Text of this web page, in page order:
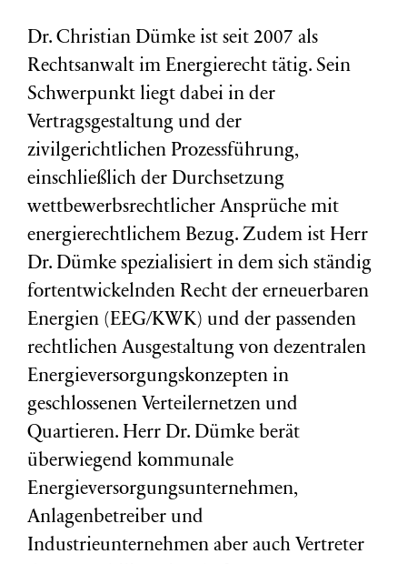
Dr. Christian Dümke ist seit 2007 als
Rechtsanwalt im Energierecht tätig. Sein
Schwerpunkt liegt dabei in der
Vertragsgestaltung und der
zivilgerichtlichen Prozessführung,
einschließlich der Durchsetzung
wettbewerbsrechtlicher Ansprüche mit
energierechtlichem Bezug. Zudem ist Herr
Dr. Dümke spezialisiert in dem sich ständig
fortentwickelnden Recht der erneuerbaren
Energien (EEG/KWK) und der passenden
rechtlichen Ausgestaltung von dezentralen
Energieversorgungskonzepten in
geschlossenen Verteilernetzen und
Quartieren. Herr Dr. Dümke berät
überwiegend kommunale
Energieversorgungsunternehmen,
Anlagenbetreiber und
Industrieunternehmen aber auch Vertreter